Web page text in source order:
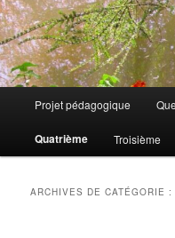
principal
Projet pédagogique
Quatrième Troisième
ARCHIVES DE CATÉGORIE :